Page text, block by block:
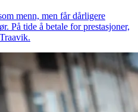
menn, men får dårligere
På tide å betale for prestasjoner,